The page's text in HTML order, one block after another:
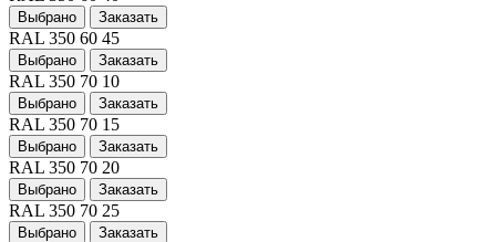
Выбрано Заказать
RAL 350 60 45
Выбрано Заказать
RAL 350 70 10
Выбрано Заказать
RAL 350 70 15
Выбрано Заказать
RAL 350 70 20
Выбрано Заказать
RAL 350 70 25
Выбрано Заказать